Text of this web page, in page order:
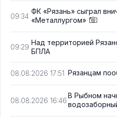
09:34
ФК «Рязань» сыграл
«Металлургом»
09:29
Над территорией
БПЛА
08.08.2026 17:51 Рязанцам
08.08.2026 16:46
В Рыбном